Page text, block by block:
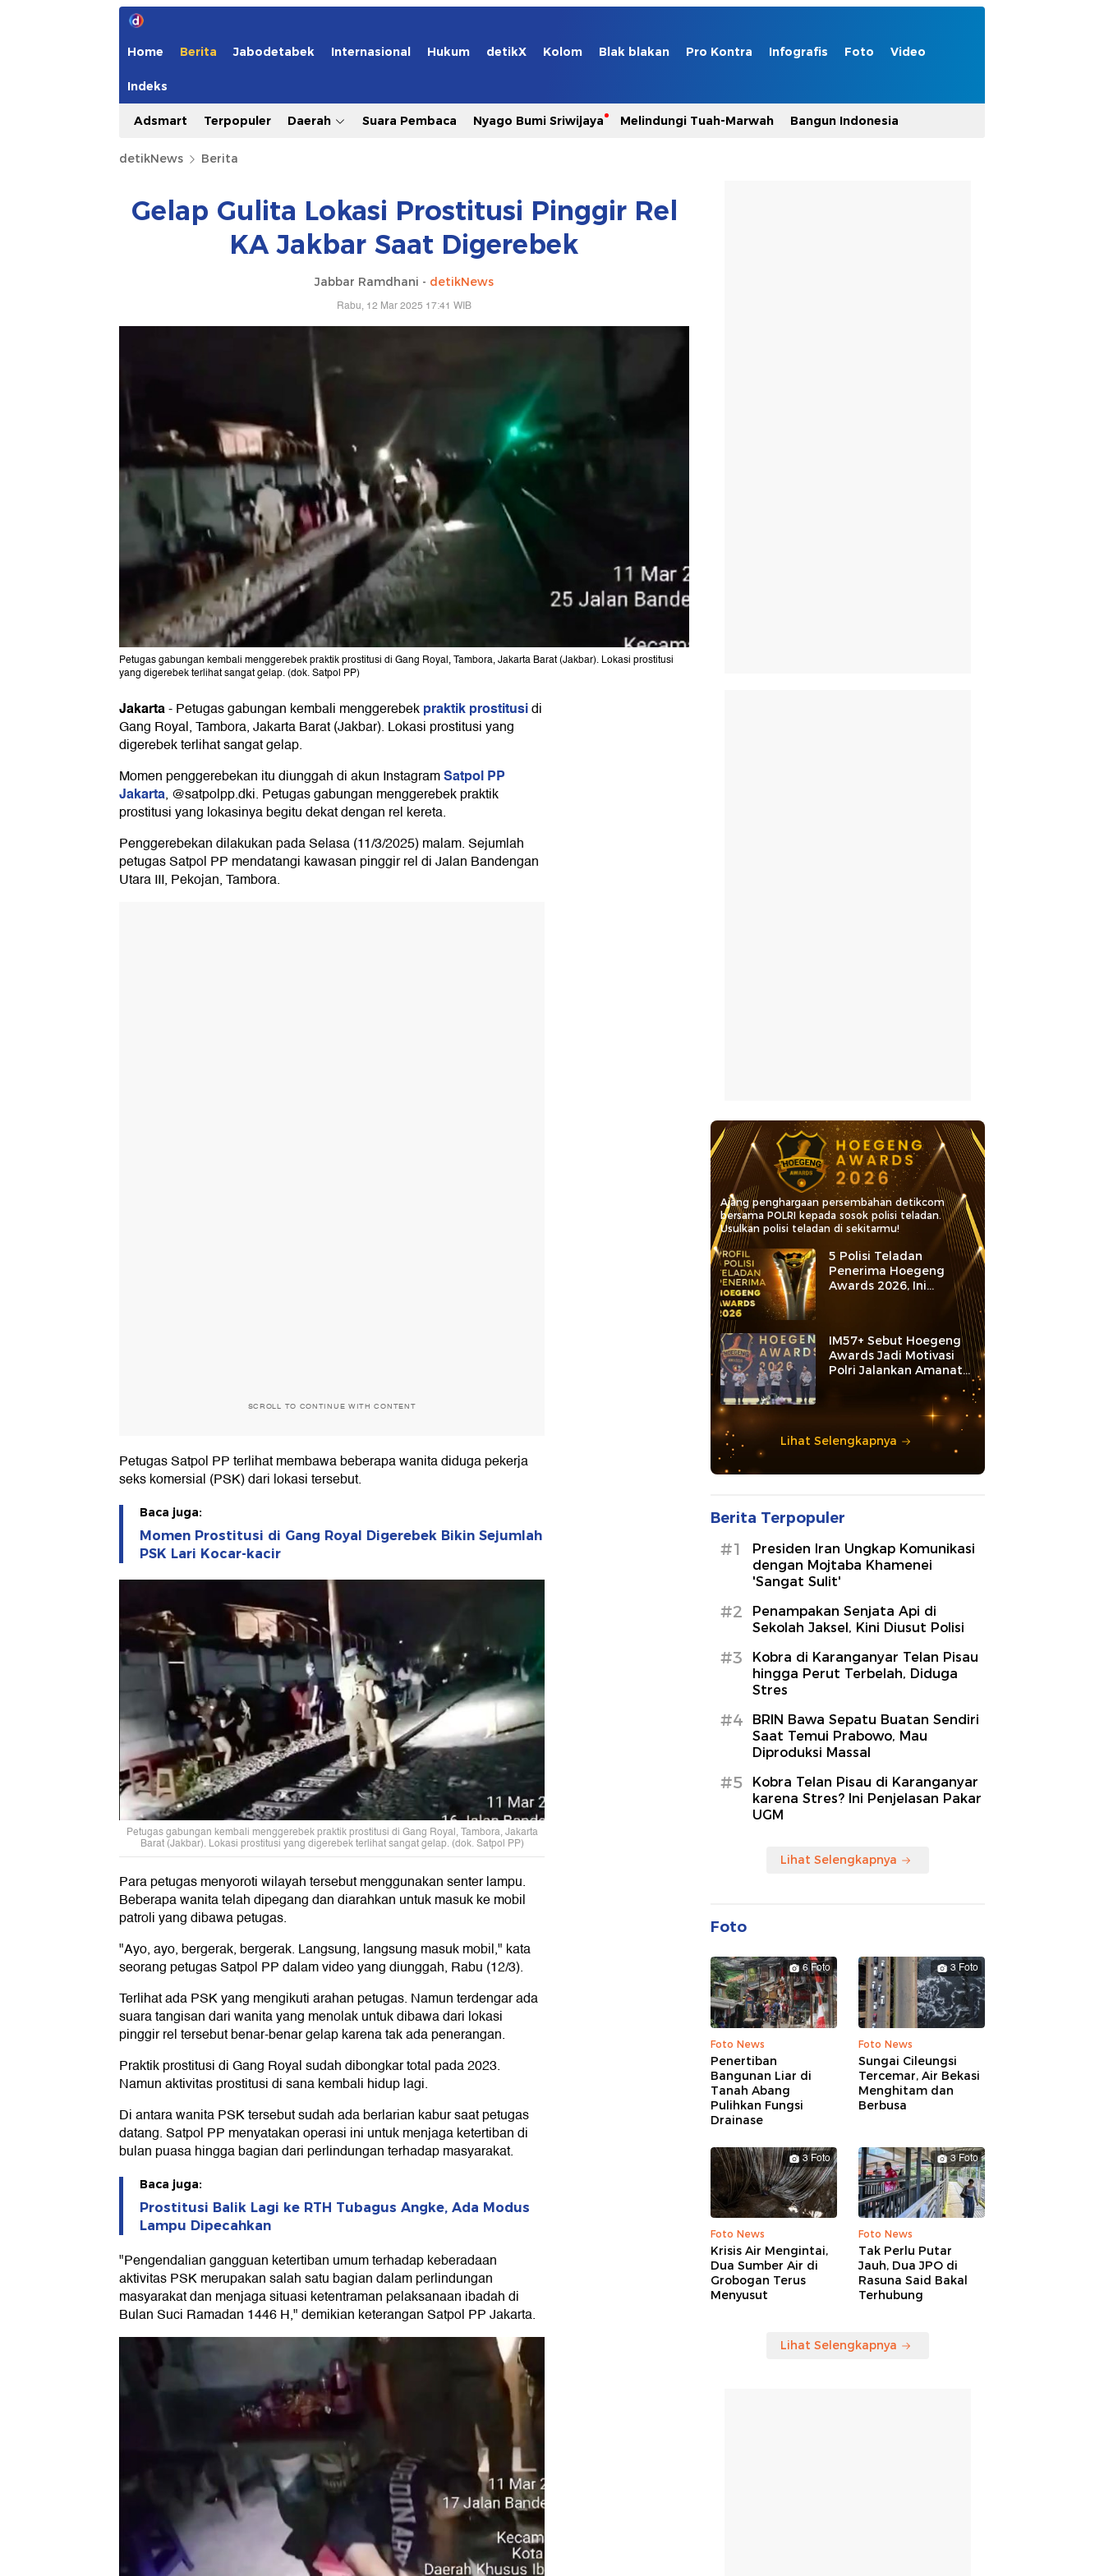
Home Berita Jabodetabek Internasional Hukum detikX Kolom Blak blakan Pro Kontra Infografis Foto Video
Indeks
Adsmart Terpopuler Daerah Suara Pembaca Nyago Bumi Sriwijaya Melindungi Tuah-Marwah Bangun Indonesia
detikNews Berita
Gelap Gulita Lokasi Prostitusi Pinggir Rel
KA Jakbar Saat Digerebek
Jabbar Ramdhani - detikNews
Rabu, 12 Mar 2025 17:41 WIB
Petugas gabungan kembali menggerebek praktik prostitusi di Gang Royal, Tambora, Jakarta Barat (Jakbar). Lokasi prostitusi
yang digerebek terlihat sangat gelap. (dok. Satpol PP)
Jakarta-Petugas gabungan kembali menggerebekpraktik prostitusidi
Gang Royal, Tambora, Jakarta Barat (Jakbar). Lokasi prostitusi yang
digerebek terlihat sangat gelap.
Momen penggerebekan itu diunggah di akun InstagramSatpol PP
Jakarta, @satpolpp.dki. Petugas gabungan menggerebek praktik
prostitusi yang lokasinya begitu dekat dengan rel kereta.
Penggerebekan dilakukan pada Selasa (11/3/2025) malam. Sejumlah
petugas Satpol PP mendatangi kawasan pinggir rel di Jalan Bandengan
Utara III, Pekojan, Tambora.
SCROLL TO CONTINUE WITH CONTENT
Petugas Satpol PP terlihat membawa beberapa wanita diduga pekerja
seks komersial (PSK) dari lokasi tersebut.
Baca juga:
Momen Prostitusi di Gang Royal Digerebek Bikin Sejumlah
PSK Lari Kocar-kacir
Petugas gabungan kembali menggerebek praktik prostitusi di Gang Royal, Tambora, Jakarta
Barat (Jakbar). Lokasi prostitusi yang digerebek terlihat sangat gelap. (dok. Satpol PP)
Para petugas menyoroti wilayah tersebut menggunakan senter lampu.
Beberapa wanita telah dipegang dan diarahkan untuk masuk ke mobil
patroli yang dibawa petugas.
"Ayo, ayo, bergerak, bergerak. Langsung, langsung masuk mobil," kata
seorang petugas Satpol PP dalam video yang diunggah, Rabu (12/3).
Terlihat ada PSK yang mengikuti arahan petugas. Namun terdengar ada
suara tangisan dari wanita yang menolak untuk dibawa dari lokasi
pinggir rel tersebut benar-benar gelap karena tak ada penerangan.
Praktik prostitusi di Gang Royal sudah dibongkar total pada 2023.
Namun aktivitas prostitusi di sana kembali hidup lagi.
Di antara wanita PSK tersebut sudah ada berlarian kabur saat petugas
datang. Satpol PP menyatakan operasi ini untuk menjaga ketertiban di
bulan puasa hingga bagian dari perlindungan terhadap masyarakat.
Baca juga:
Prostitusi Balik Lagi ke RTH Tubagus Angke, Ada Modus
Lampu Dipecahkan
"Pengendalian gangguan ketertiban umum terhadap keberadaan
aktivitas PSK merupakan salah satu bagian dalam perlindungan
masyarakat dan menjaga situasi ketentraman pelaksanaan ibadah di
Bulan Suci Ramadan 1446 H," demikian keterangan Satpol PP Jakarta.
Ajang penghargaan persembahan detikcom
bersama POLRI kepada sosok polisi teladan.
Usulkan polisi teladan di sekitarmu!
5 Polisi Teladan
Penerima Hoegeng
Awards 2026, Ini
Kategori dan Kiprahnya
IM57+ Sebut Hoegeng
Awards Jadi Motivasi
Polri Jalankan Amanat
Lihat Selengkapnya
Berita Terpopuler
#1
Presiden Iran Ungkap Komunikasi
dengan Mojtaba Khamenei
'Sangat Sulit'
#2
Penampakan Senjata Api di
Sekolah Jaksel, Kini Diusut Polisi
#3
Kobra di Karanganyar Telan Pisau
hingga Perut Terbelah, Diduga
Stres
#4
BRIN Bawa Sepatu Buatan Sendiri
Saat Temui Prabowo, Mau
Diproduksi Massal
#5
Kobra Telan Pisau di Karanganyar
karena Stres? Ini Penjelasan Pakar
UGM
Lihat Selengkapnya
Foto
6 Foto
Foto News
Penertiban
Bangunan Liar di
Tanah Abang
Pulihkan Fungsi
Drainase
3 Foto
Foto News
Sungai Cileungsi
Tercemar, Air Bekasi
Menghitam dan
Berbusa
3 Foto
Foto News
Krisis Air Mengintai,
Dua Sumber Air di
Grobogan Terus
Menyusut
3 Foto
Foto News
Tak Perlu Putar
Jauh, Dua JPO di
Rasuna Said Bakal
Terhubung
Lihat Selengkapnya